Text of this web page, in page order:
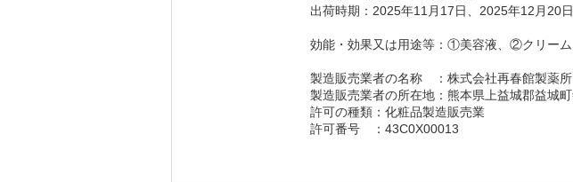
出荷時期：2025年11月17日、2025年12月20日
効能・効果又は用途等：①美容液、②クリーム
製造販売業者の名称　：株式会社再春館製薬所
製造販売業者の所在地：熊本県上益城郡益城
許可の種類：化粧品製造販売業
許可番号　：43C0X00013